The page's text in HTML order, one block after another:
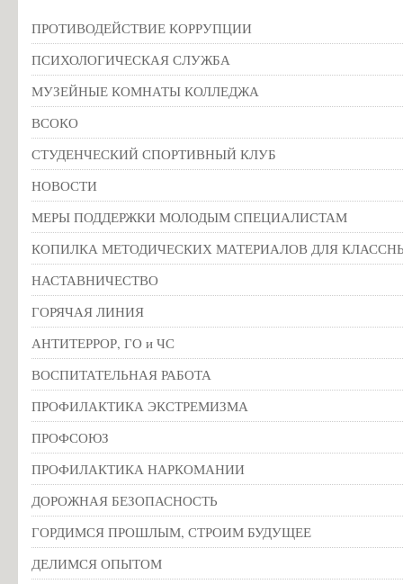
ПРОТИВОДЕЙСТВИЕ КОРРУПЦИИ
ПСИХОЛОГИЧЕСКАЯ СЛУЖБА
МУЗЕЙНЫЕ КОМНАТЫ КОЛЛЕДЖА
ВСОКО
СТУДЕНЧЕСКИЙ СПОРТИВНЫЙ КЛУБ
НОВОСТИ
МЕРЫ ПОДДЕРЖКИ МОЛОДЫМ СПЕЦИАЛИСТАМ
КОПИЛКА МЕТОДИЧЕСКИХ МАТЕРИАЛОВ ДЛЯ
НАСТАВНИЧЕСТВО
ГОРЯЧАЯ ЛИНИЯ
АНТИТЕРРОР, ГО и ЧС
ВОСПИТАТЕЛЬНАЯ РАБОТА
ПРОФИЛАКТИКА ЭКСТРЕМИЗМА
ПРОФСОЮЗ
ПРОФИЛАКТИКА НАРКОМАНИИ
ДОРОЖНАЯ БЕЗОПАСНОСТЬ
ГОРДИМСЯ ПРОШЛЫМ, СТРОИМ БУДУЩЕЕ
ДЕЛИМСЯ ОПЫТОМ